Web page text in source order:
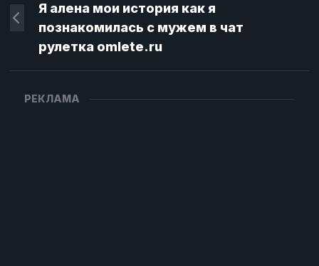
Я алена мои история как я
познакомилась с мужем в чат
рулетка omlete.ru
РЕКЛАМА